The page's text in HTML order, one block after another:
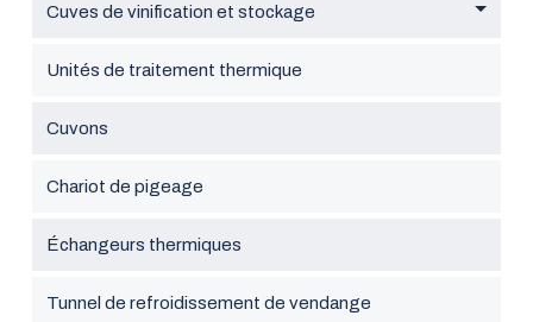
Cuves de vinification et stockage
Unités de traitement thermique
Cuvons
Chariot de pigeage
Échangeurs thermiques
Tunnel de refroidissement de vendange